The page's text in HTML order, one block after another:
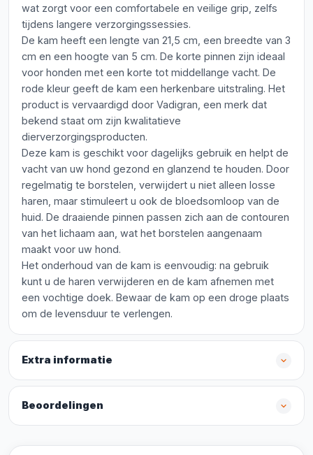
wat zorgt voor een comfortabele en veilige grip, zelfs
tijdens langere verzorgingssessies.
De kam heeft een lengte van 21,5 cm, een breedte van 3
cm en een hoogte van 5 cm. De korte pinnen zijn ideaal
voor honden met een korte tot middellange vacht. De
rode kleur geeft de kam een herkenbare uitstraling. Het
product is vervaardigd door Vadigran, een merk dat
bekend staat om zijn kwalitatieve
dierverzorgingsproducten.
Deze kam is geschikt voor dagelijks gebruik en helpt de
vacht van uw hond gezond en glanzend te houden. Door
regelmatig te borstelen, verwijdert u niet alleen losse
haren, maar stimuleert u ook de bloedsomloop van de
huid. De draaiende pinnen passen zich aan de contouren
van het lichaam aan, wat het borstelen aangenaam
maakt voor uw hond.
Het onderhoud van de kam is eenvoudig: na gebruik
kunt u de haren verwijderen en de kam afnemen met
een vochtige doek. Bewaar de kam op een droge plaats
om de levensduur te verlengen.
Extra informatie
Beoordelingen